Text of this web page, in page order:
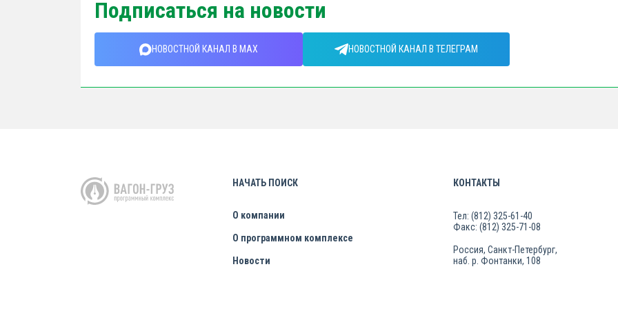
Подписаться на новости
НОВОСТНОЙ КАНАЛ В MAX НОВОСТНОЙ КАНАЛ В ТЕЛЕГРАМ
НАЧАТЬ ПОИСК
О компании
О программном комплексе
Новости
КОНТАКТЫ
Тел: (812) 325-61-40
Факс: (812) 325-71-08
Россия, Санкт-Петербург,
наб. р. Фонтанки, 108